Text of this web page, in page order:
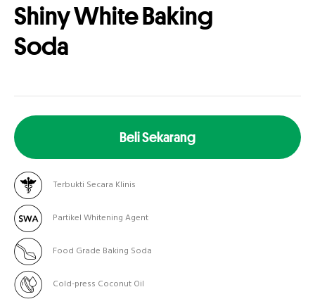
Shiny White Baking
Soda
Beli Sekarang
Terbukti Secara Klinis
Partikel Whitening Agent
Food Grade Baking Soda
Cold-press Coconut Oil